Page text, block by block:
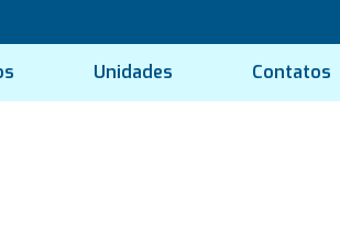
Unidades Contatos